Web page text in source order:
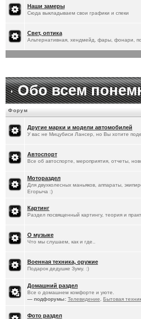
[20.1.2026]Titus:
Наши замеры
Сюда выкладываем свои графики и спеки
Свет, оптика
Альтернативная, хендмейд, фары, фонари,
Обо всем
Форум
Другие марки и модели автомобилей
У вас не Мицубиси Лансер, но Вы хотите
Автоспорт
Все об автоспорте, мероприятия, отчеты,
Мотораздел
Для двухколесных маньяков, аппараты,
Егорыча :)
Картинг
Раздел посвященный картингу, теория и
О музыке
Что мы слушаем, как и где..
Военная техника, оружие
Подарок дедушке Зуму. :)
Домашний раздел
Все о домашнем комфорте и уюте.
— подфорумы: Телевидение Бытовая
Фото раздел